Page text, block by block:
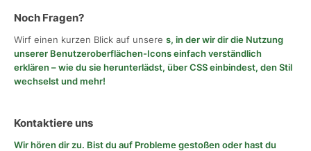
Noch Fragen?
Wirf einen kurzen Blick auf unsere s, in der wir dir die Nutzung
unserer Benutzeroberflächen-Icons einfach verständlich
erklären – wie du sie herunterlädst, über CSS einbindest, den Stil
wechselst und mehr!
Kontaktiere uns
Wir hören dir zu. Bist du auf Probleme gestoßen oder hast du